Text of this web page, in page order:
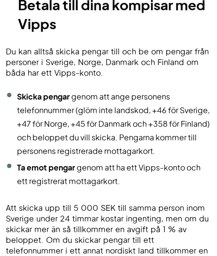
Betala till dina kompisar med
Vipps
Du kan alltså skicka pengar till och be om pengar från
personer i Sverige, Norge, Danmark och Finland om
båda har ett Vipps-konto.
Skicka pengar genom att ange personens
telefonnummer (glöm inte landskod, +46 för Sverige,
+47 för Norge, +45 för Danmark och +358 för Finland)
och beloppet du vill skicka. Pengarna kommer till
personens registrerade mottagarkort.
Ta emot pengar genom att ha ett Vipps-konto och
ett registrerat mottagarkort.
Att skicka upp till 5 000 SEK till samma person inom
Sverige under 24 timmar kostar ingenting, men om du
skickar mer än så tillkommer en avgift på 1 % av
beloppet. Om du skickar pengar till ett
telefonnummer i ett annat nordiskt land tillkommer en